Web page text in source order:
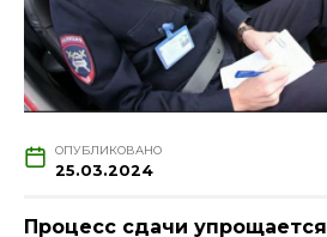
ОПУБЛИКОВАНО
25.03.2024
Процесс сдачи упрощается